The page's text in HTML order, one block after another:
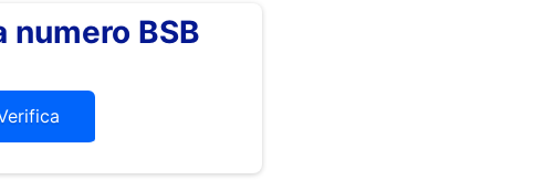
numero BSB